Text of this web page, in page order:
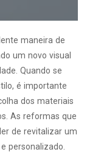
maneira de
um novo visual
Quando se
é importante
dos materiais
As reformas que
de revitalizar um
personalizado.